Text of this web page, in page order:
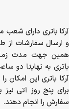
آرکا باتری دارای
و ارسال سفارشات
همین جهت مدت
باتری به نهایتا دو
آرکا باتری این امکان
برای پنج روز آتی
سفارش را انجام دهند.